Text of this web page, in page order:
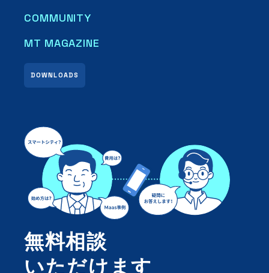
COMMUNITY
DOWNLOADS
MT MAGAZINE
無料相談
いただけます